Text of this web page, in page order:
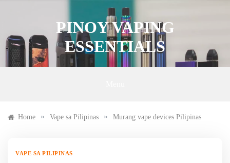
PINOY VAPING
ESSENTIALS
Home » Vape sa Pilipinas » Murang vape devices Pilipinas
VAPE SA PILIPINAS